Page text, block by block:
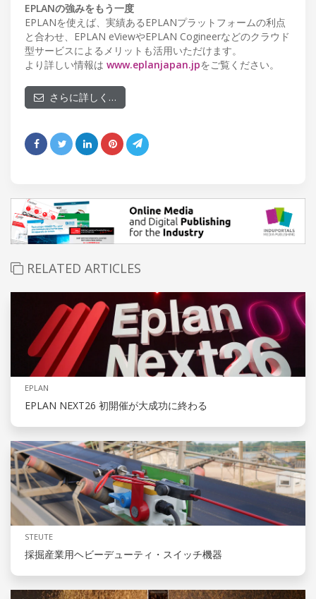
EPLANの強みをもう一度
EPLANを使えば、実績あるEPLANプラットフォームの利点
と合わせ、EPLAN eViewやEPLAN Cogineerなどのクラウド
型サービスによるメリットも活用いただけます。
より詳しい情報は www.eplanjapan.jpをご覧ください。
さらに詳しく…
RELATED ARTICLES
EPLAN
EPLAN NEXT26 初開催が大成功に終わる
STEUTE
採掘産業用ヘビーデューティ・スイッチ機器